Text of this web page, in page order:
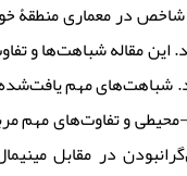
در معماری منطقۀ
مقاله شباهت‌‌ها و
شباهت‌‌های مهم
و تفاوت‌‌های مهم
در مقابل